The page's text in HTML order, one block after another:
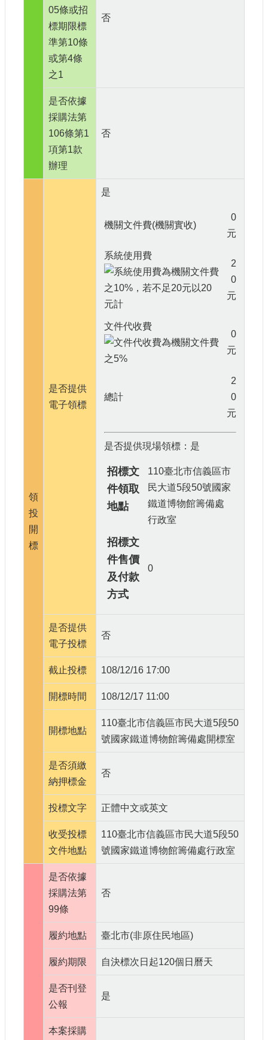
05條或招
標期限標
準第10條
或第4條
之1
否
是否依據
採購法第
106條第1
項第1款
辦理
否
領
投
開
標
是否提供
電子領標
是
機關文件費(機關實收)
0
元
系統使用費
2
0
元
文件代收費
0
元
總計
2
0
元
是否提供現場領標：是
招標文
件領取
地點
110臺北市信義區市
民大道5段50號國家
鐵道博物館籌備處
行政室
招標文
件售價
及付款
方式
0
是否提供
電子投標
否
截止投標 108/12/16 17:00
開標時間 108/12/17 11:00
開標地點
110臺北市信義區市民大道5段50
號國家鐵道博物館籌備處開標室
是否須繳
納押標金
否
投標文字 正體中文或英文
收受投標
文件地點
110臺北市信義區市民大道5段50
號國家鐵道博物館籌備處行政室
是否依據
採購法第
99條
否
履約地點 臺北市(非原住民地區)
履約期限 自決標次日起120個日曆天
是否刊登
公報
是
本案採購